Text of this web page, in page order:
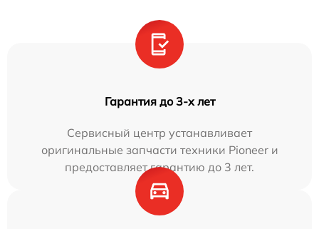
Гарантия до 3-х лет
Сервисный центр устанавливает
оригинальные запчасти техники Pioneer и
предоставляет гарантию до 3 лет.